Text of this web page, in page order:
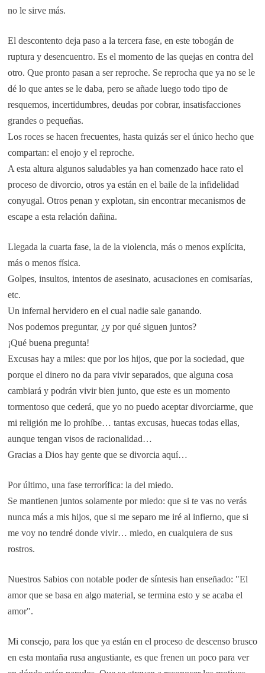
no le sirve más.
El descontento deja paso a la tercera fase, en este tobogán de
ruptura y desencuentro. Es el momento de las quejas en contra del
otro. Que pronto pasan a ser reproche. Se reprocha que ya no se le
dé lo que antes se le daba, pero se añade luego todo tipo de
resquemos, incertidumbres, deudas por cobrar, insatisfacciones
grandes o pequeñas.
Los roces se hacen frecuentes, hasta quizás ser el único hecho que
compartan: el enojo y el reproche.
A esta altura algunos saludables ya han comenzado hace rato el
proceso de divorcio, otros ya están en el baile de la infidelidad
conyugal. Otros penan y explotan, sin encontrar mecanismos de
escape a esta relación dañina.
Llegada la cuarta fase, la de la violencia, más o menos explícita,
más o menos física.
Golpes, insultos, intentos de asesinato, acusaciones en comisarías,
etc.
Un infernal hervidero en el cual nadie sale ganando.
Nos podemos preguntar, ¿y por qué siguen juntos?
¡Qué buena pregunta!
Excusas hay a miles: que por los hijos, que por la sociedad, que
porque el dinero no da para vivir separados, que alguna cosa
cambiará y podrán vivir bien junto, que este es un momento
tormentoso que cederá, que yo no puedo aceptar divorciarme, que
mi religión me lo prohíbe… tantas excusas, huecas todas ellas,
aunque tengan visos de racionalidad…
Gracias a Dios hay gente que se divorcia aquí…
Por último, una fase terrorífica: la del miedo.
Se mantienen juntos solamente por miedo: que si te vas no verás
nunca más a mis hijos, que si me separo me iré al infierno, que si
me voy no tendré donde vivir… miedo, en cualquiera de sus
rostros.
Nuestros Sabios con notable poder de síntesis han enseñado: "El
amor que se basa en algo material, se termina esto y se acaba el
amor".
Mi consejo, para los que ya están en el proceso de descenso brusco
en esta montaña rusa angustiante, es que frenen un poco para ver